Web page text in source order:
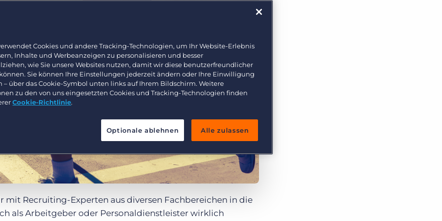
Arbeitnehmerüberlassung und Interimslösungen
mit Recruiting-Experten aus diversen Fachbereichen in die
als Arbeitgeber oder Personaldienstleister wirklich
Cookies und andere Tracking-Technologien, um Ihr Website-Erlebnis
Inhalte und Werbeanzeigen zu personalisieren und besser
wie Sie unsere Websites nutzen, damit wir diese benutzerfreundlicher
Sie können Ihre Einstellungen jederzeit ändern oder Ihre Einwilligung
– über das Cookie-Symbol unten links auf Ihrem Bildschirm. Weitere
zu den von uns eingesetzten Cookies und Tracking-Technologien finden
Cookie-Richtlinie.
Optionale ablehnen Alle zulassen